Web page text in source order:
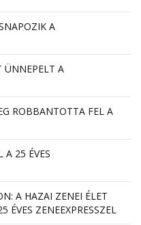
A
ÜNNEPELT A
ROBBANTOTTA FEL A
A 25 ÉVES
A HAZAI ZENEI ÉLET
ÉVES ZENEEXPRESSZEL